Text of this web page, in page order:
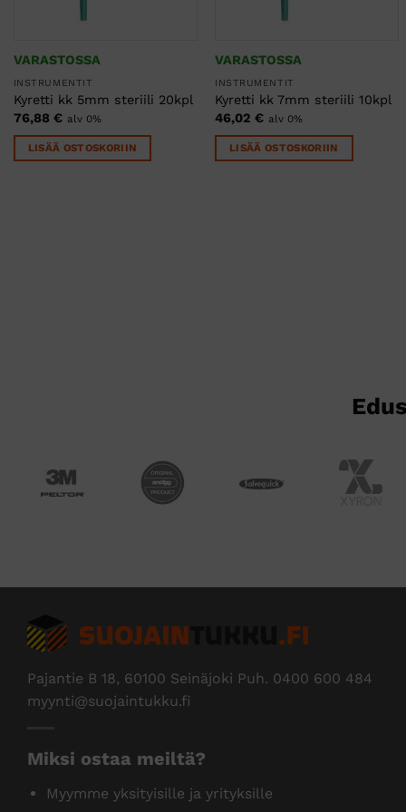
VARASTOSSA
INSTRUMENTIT
Kyretti kk 5mm steriili 20kpl
76,88 € alv 0%
LISÄÄ OSTOSKORIIN
VARASTOSSA
INSTRUMENTIT
Kyretti kk 7mm steriili 10kpl
46,02€ alv 0%
LISÄÄ OSTOSKORIIN
Pajantie B 18, 60100 Seinäjoki Puh. 0400 600 484
myynti@suojaintukku.fi
Miksi ostaa meiltä?
Myymme yksityisille ja yrityksille